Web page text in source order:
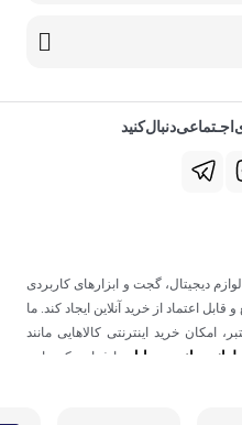
دیجیتال، گجت و ابزارهای کاربردی
اعتماد از خرید آنلاین ایجاد کند. ما
امکان خرید اینترنتی کالاهایی مانند
لوازم جانبی موبایل
را فراهم کرده‌ایم.
نیست؛ هدف ساختن تجربه‌ای است که